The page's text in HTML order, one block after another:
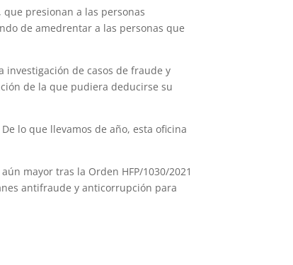
presionan a las personas
de amedrentar a las personas que
de casos de fraude y
de la que pudiera deducirse su
lo que llevamos de año, esta oficina
mayor tras la Orden HFP/1030/2021
antifraude y anticorrupción para